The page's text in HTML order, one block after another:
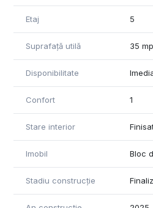
Etaj 5
Suprafață utilă 35 mp
Disponibilitate
Confort 1
Stare interior
Imobil Bloc
Stadiu construcție